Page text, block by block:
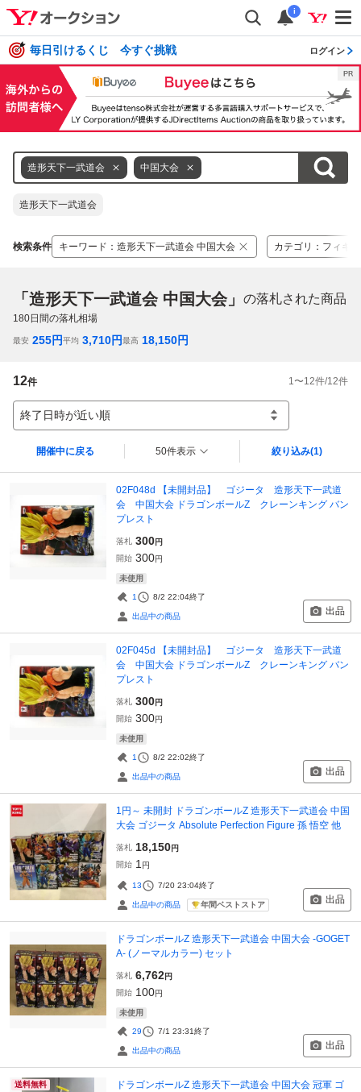
i
毎日引けるくじ 今すぐ挑戦 ログイン
造形天下一武道会 中国大会
造形天下一武道会
検索条件 キーワード ： 造形天下一武道会 中国大会 カテゴリ ： フィギ
「造形天下一武道会 中国大会」 の落札された商品
180日間の落札相場
最安 255円平均 3,710円最高 18,150円
12件 1 〜12件/12件
終了日時が近い順
開催中に戻る 50件表示 絞り込み(1)
02F048d 【未開封品】 ゴジータ 造形天下一武道
会 中国大会 ドラゴンボールZ クレーンキング バン
プレスト
落札 300円
開始 300円
未使用
1 8/2 22:04終了
出品中の商品 出品
02F045d 【未開封品】 ゴジータ 造形天下一武道
会 中国大会 ドラゴンボールZ クレーンキング バン
プレスト
落札 300円
開始 300円
未使用
1 8/2 22:02終了
出品中の商品 出品
1円～ 未開封 ドラゴンボールZ 造形天下一武道会 中国
大会 ゴジータ Absolute Perfection Figure 孫 悟空 他
落札 18,150円
開始 1 円
13 7/20 23:04終了
出品中の商品 年間ベストストア 出品
ドラゴンボールZ 造形天下一武道会 中国大会 -GOGET
A- (ノーマルカラー) セット
落札 6,762円
開始 100円
未使用
29 7/1 23:31終了
出品中の商品 出品
送料無料
ドラゴンボールZ 造形天下一武道会 中国大会 冠軍 ゴ